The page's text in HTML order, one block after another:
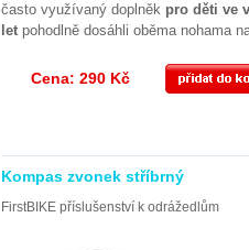
často využívaný doplněk pro děti ve
let pohodlně dosáhli oběma nohama
Cena: 290 Kč
Kompas zvonek stříbrný
FirstBIKE příslušenství k odrážedlům